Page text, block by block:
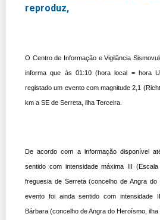
reproduz,
O Centro de Informação e Vigilância
informa que às 01:10 (hora local = hora
registado um evento com magnitude 2,1
km a SE de Serreta, ilha Terceira.
De acordo com a informação disponível
sentido com intensidade máxima III
freguesia de Serreta (concelho de Angra
evento foi ainda sentido com intensidade
Bárbara (concelho de Angra do Heroísmo, ilha